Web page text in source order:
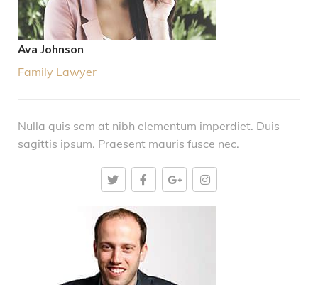
Ava Johnson
Family Lawyer
Nulla quis sem at nibh elementum imperdiet. Duis
sagittis ipsum. Praesent mauris fusce nec.